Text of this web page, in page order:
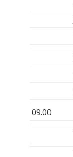
09.00